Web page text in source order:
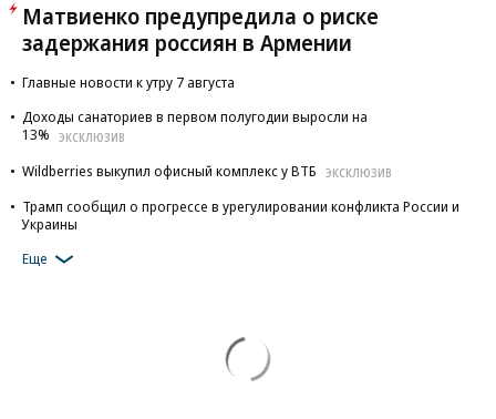
Матвиенко предупредила о риске
задержания россиян в Армении
Главные новости к утру 7 августа
Доходы санаториев в первом полугодии выросли на
13%
ЭКСКЛЮЗИВ
Wildberries выкупил офисный комплекс у ВТБ ЭКСКЛЮЗИВ
Трамп сообщил о прогрессе в урегулировании конфликта России и
Украины
Еще